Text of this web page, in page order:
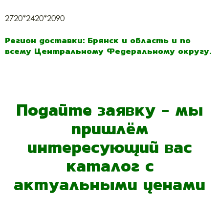
2720*2420*2090
Регион доставки: Брянск и область и по
всему Центральному Федеральному округу.
Подайте заявку - мы
пришлём
интересующий вас
каталог с
актуальными ценами